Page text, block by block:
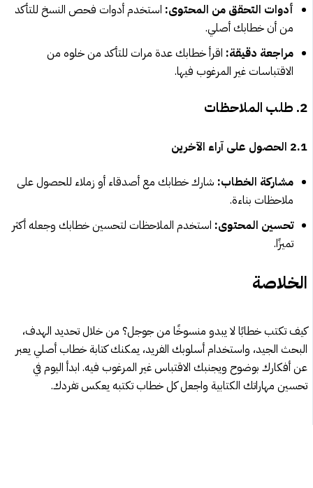
أدوات التحقق من المحتوى: استخدم أدوات فحص النسخ للتأكد
من أن خطابك أصلي.
مراجعة دقيقة: اقرأ خطابك عدة مرات للتأكد من خلوه من
الاقتباسات غير المرغوب فيها.
2. طلب الملاحظات
2.1 الحصول على آراء الآخرين
مشاركة الخطاب: شارك خطابك مع أصدقاء أو زملاء للحصول على
ملاحظات بناءة.
تحسين المحتوى: استخدم الملاحظات لتحسين خطابك وجعله أكثر
تميزًا.
الخلاصة
كيف تكتب خطابًا لا يبدو منسوخًا من جوجل؟ من خلال تحديد الهدف،
البحث الجيد، واستخدام أسلوبك الفريد، يمكنك كتابة خطاب أصلي يعبر
عن أفكارك بوضوح ويجنبك الاقتباس غير المرغوب فيه. ابدأ اليوم في
تحسين مهاراتك الكتابية واجعل كل خطاب تكتبه يعكس تفردك.